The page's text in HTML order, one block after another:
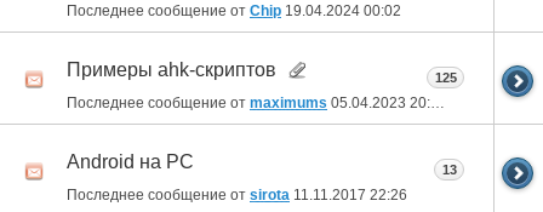
Последнее сообщение от Chip 19.04.2024 00:02
Примеры ahk-скриптов
Последнее сообщение от maximums 05.04.2023 20:09
125
Android на PC
Последнее сообщение от sirota 11.11.2017 22:26
13